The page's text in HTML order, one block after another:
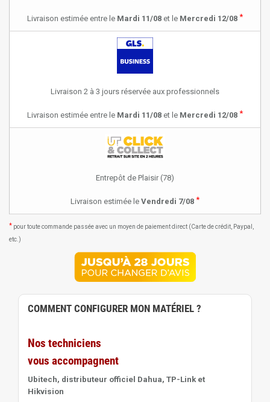
Livraison estimée entre le Mardi 11/08 et le Mercredi 12/08 *
Livraison 2 à 3 jours réservée aux professionnels
Livraison estimée entre le Mardi 11/08 et le Mercredi 12/08 *
Entrepôt de Plaisir (78)
Livraison estimée le Vendredi 7/08 *
* pour toute commande passée avec un moyen de paiement direct (Carte de crédit, Paypal,
etc.)
COMMENT CONFIGURER MON MATÉRIEL ?
Nos techniciens
vous accompagnent
Ubitech, distributeur officiel Dahua, TP-Link et
Hikvision